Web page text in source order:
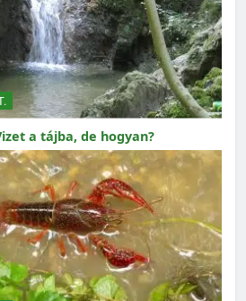
a tájba, de hogyan?